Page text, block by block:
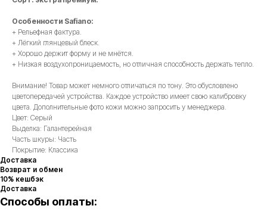
Особенности Safiano:
+ Рельефная фактура.
+ Лёгкий глянцевый блеск.
+ Хорошо держит форму и не мнётся.
+ Низкая воздухопроницаемость, но отличная способность держать тепло.
Внимание! Товар может немного отличаться по тону. Это обусловлено
цветопередачей устройства. Каждое устройство имеет свою калибровку
цвета. Дополнительные фото кожи можно запросить у менеджера.
Цвет: Серый
Выделка: Галантерейная
Часть шкуры: Часть
Покрытие: Классика
Доставка
Возврат и обмен
10% кешбэк
Доставка
Способы оплаты: